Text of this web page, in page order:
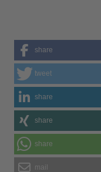
share
tweet
share
share
share
mail